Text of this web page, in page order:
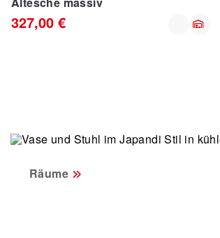
327,00 €
Räume